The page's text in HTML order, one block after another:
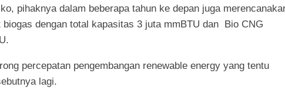
pihaknya dalam beberapa tahun ke depan juga
biogas dengan total kapasitas 3 juta mmBTU dan Bio CNG
percepatan pengembangan renewable energy yang tentu
lagi.